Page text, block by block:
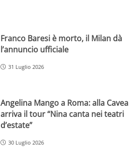
Franco Baresi è morto, il Milan dà
l’annuncio ufficiale
31 Luglio 2026
Angelina Mango a Roma: alla Cavea
arriva il tour “Nina canta nei teatri
d’estate”
30 Luglio 2026